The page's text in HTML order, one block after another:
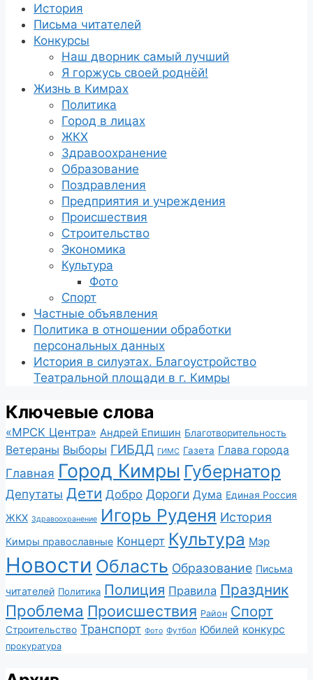
История
Письма читателей
Конкурсы
Наш дворник самый лучший
Я горжусь своей роднёй!
Жизнь в Кимрах
Политика
Город в лицах
ЖКХ
Здравоохранение
Образование
Поздравления
Предприятия и учреждения
Происшествия
Строительство
Экономика
Культура
Фото
Спорт
Частные объявления
Политика в отношении обработки
персональных данных
История в силуэтах. Благоустройство
Театральной площади в г. Кимры
Ключевые слова
«МРСК Центра» Андрей Епишин Благотворительность
Ветераны Выборы ГИБДД ГИМС Газета Глава города
Главная Город Кимры Губернатор
Депутаты Дети Добро Дороги Дума Единая Россия
ЖКХ Здравоохранение Игорь Руденя История
Кимры православные Концерт Культура Мэр
Новости Область Образование Письма
читателей Политика Полиция Правила Праздник
Проблема Происшествия Район Спорт
Строительство Транспорт Фото Футбол Юбилей конкурс
прокуратура